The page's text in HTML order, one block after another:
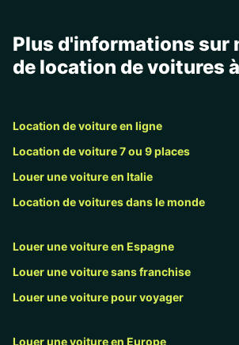
Plus d'informations sur
de location de voitures
Location de voiture en ligne
Location de voiture 7 ou 9 places
Louer une voiture en Italie
Location de voitures dans le monde
Louer une voiture en Espagne
Louer une voiture sans franchise
Louer une voiture pour voyager
Louer une voiture en Europe